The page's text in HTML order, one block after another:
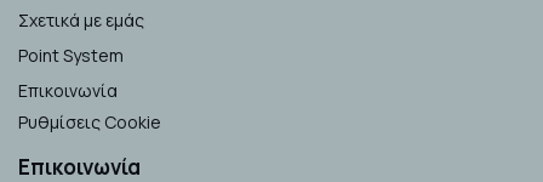
Σχετικά με εμάς
Point System
Επικοινωνία
Ρυθμίσεις Cookie
Επικοινωνία